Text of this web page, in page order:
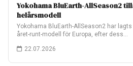
Yokohama BluEarth-AllSeason2
helårsmodell
Yokohama BluEarth-AllSeason2 har
året-runt-modell för Europa, efter dess…
22.07.2026